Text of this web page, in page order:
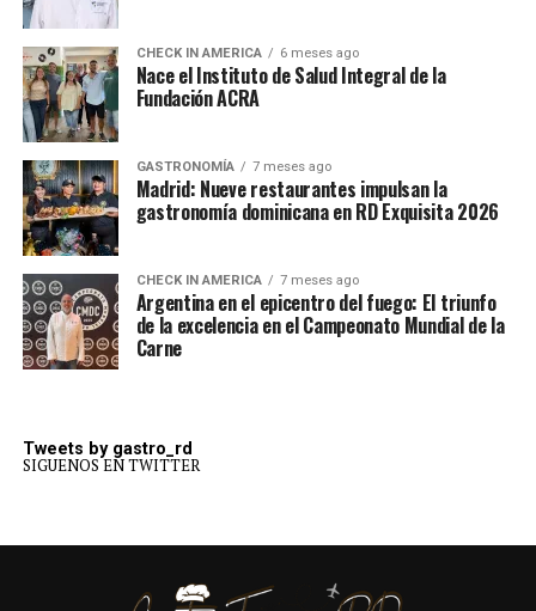
CHECK IN AMERICA 6 meses ago
Nace el Instituto de Salud Integral de la
Fundación ACRA
GASTRONOMÍA 7 meses ago
Madrid: Nueve restaurantes impulsan la
gastronomía dominicana en RD Exquisita 2026
CHECK IN AMERICA 7 meses ago
Argentina en el epicentro del fuego: El triunfo
de la excelencia en el Campeonato Mundial de la
Carne
Tweets by gastro_rd
SIGUENOS EN TWITTER